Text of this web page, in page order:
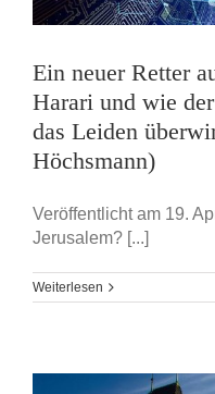
Ein neuer Retter
Harari und wie
das Leiden
Höchsmann)
Veröffentlicht am 19.
Jerusalem? [...]
Weiterlesen